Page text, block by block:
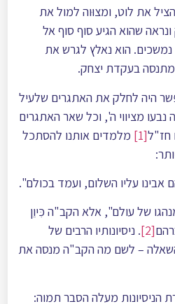
את לוט, ומצוּוה למול את
שהוא הגיע סוף סוף אל
נמשכים. הוא נאלץ לגרש את
בעקדת יצחק.
היה לחלק את האתגרים שלעיל
מציווי ה', וכל שאר האתגרים
חז"ל[1]
מלמדים אותנו להסתכל
אבינו עליו השלום, ועמד בכולם".
של עולם", אלא הקב"ה כִּיוֵן
[2]
. ניסיונותיו הרבים של
– לשם מה הקב"ה מנסה את
הניסיונות מעלה הסבר תמוה: